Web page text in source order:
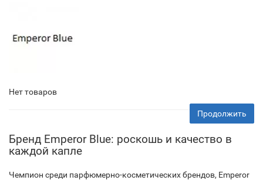
Нет товаров
Продолжить
Бренд Emperor Blue: роскошь и качество в
каждой капле
Чемпион среди парфюмерно-косметических брендов, Emperor